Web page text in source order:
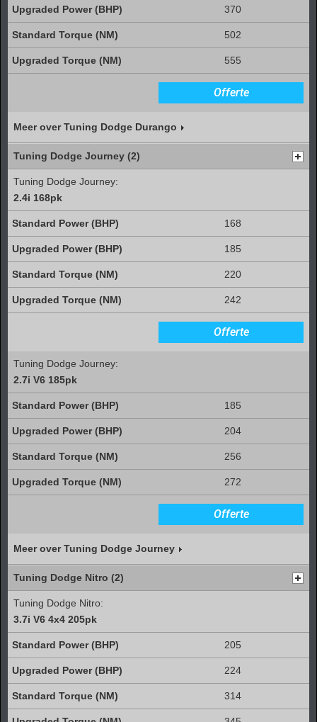
370
502
555
Offerte
Meer over Tuning Dodge Durango
Tuning Dodge Journey (2)
Tuning Dodge Journey:
2.4i 168pk
168
185
220
242
Offerte
Tuning Dodge Journey:
2.7i V6 185pk
185
204
256
272
Offerte
Meer over Tuning Dodge Journey
Tuning Dodge Nitro (2)
Tuning Dodge Nitro:
3.7i V6 4x4 205pk
205
224
314